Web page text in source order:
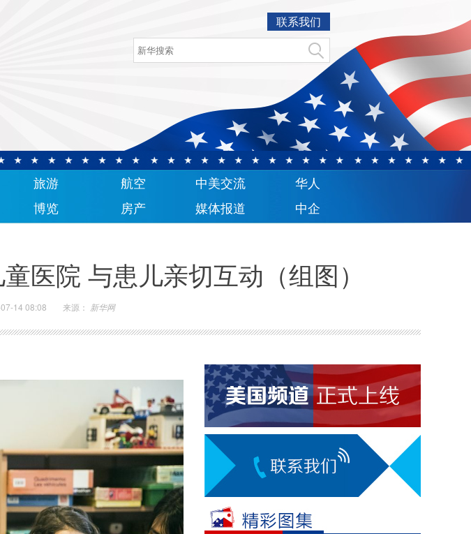
联系我们
旅游 航空 中美交流
华人
博览 房产 媒体报道 中企
医院 与患儿亲切互动（组图）
14 08:08 来源： 新华网